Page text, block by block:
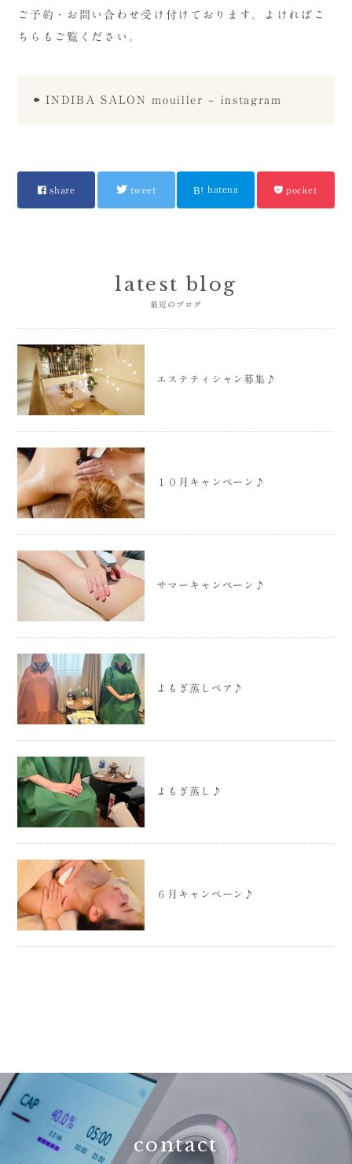
ご予約・お問い合わせ受け付けております。よければこ
ちらもご覧ください。
INDIBA SALON mouiller – instagram
share tweet hatena pocket
latest blog
最近のブログ
エステティシャン募集♪
１０月キャンペーン♪
サマーキャンペーン♪
よもぎ蒸しペア♪
よもぎ蒸し♪
６月キャンペーン♪
contact